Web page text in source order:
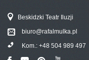
Beskidzki Teatr Iluzji
biuro@rafalmulka.pl
Kom.: +48 504 989 497